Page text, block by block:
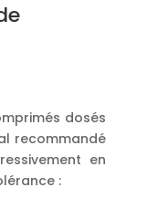
dosés
recommandé
en
: